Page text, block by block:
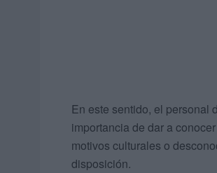
En este sentido, el personal
importancia de dar a
motivos culturales o
disposición.